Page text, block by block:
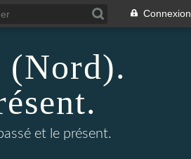
Connexion
et le présent.